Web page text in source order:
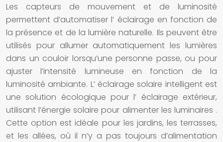
Les capteurs de mouvement et de luminosité
permettent d’automatiser l’ éclairage en fonction de
la présence et de la lumière naturelle. Ils peuvent être
utilisés pour allumer automatiquement les lumières
dans un couloir lorsqu’une personne passe, ou pour
ajuster l’intensité lumineuse en fonction de la
luminosité ambiante. L’ éclairage solaire intelligent est
unesolution écologique pour l’ éclairage extérieur,
utilisant l’énergie solaire pour alimenter les luminaires .
Cette option est idéale pour les jardins, les terrasses,
et les allées, où il n’y a pas toujours d’alimentation